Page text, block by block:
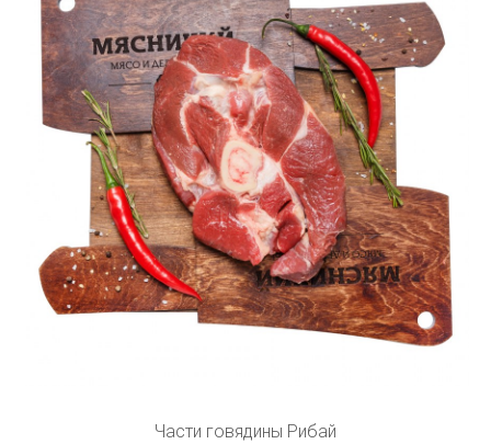
Части говядины Рибай